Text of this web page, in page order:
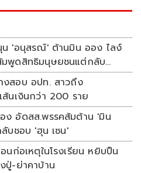
'อนุสรณ์' ต้านมิน ออง ไลง์
มพูดสิทธิมนุษยชนแต่กลับ
งสอบ อปท. สาวถึง
ส้นเงินกว่า 200 ราย
ง อัดสส.พรรคส้มต้าน 'มิน
บชอบ 'ฮุน เซน'
นก่อเหตุในโรงเรียน หยิบปืน
ปู่-ย่าคาบ้าน